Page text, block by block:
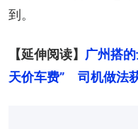
到。
【延伸阅读】 广州搭
天价车费”　司机做法